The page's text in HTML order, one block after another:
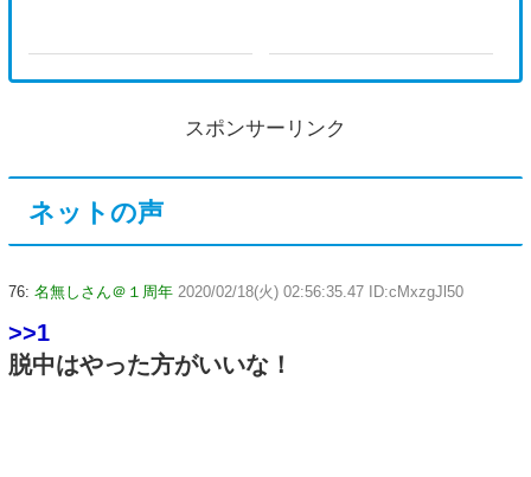
スポンサーリンク
ネットの声
76: 名無しさん＠１周年 2020/02/18(火) 02:56:35.47 ID:cMxzgJl50
>>1
脱中はやった方がいいな！